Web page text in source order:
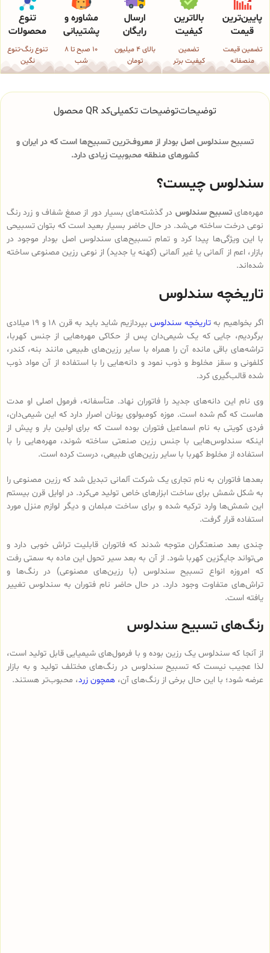
پایین‌ترین
قیمت
تضمین قیمت
منصفانه
بالاترین
کیفیت
تضمین
کیفیت برتر
ارسال
رایگان
بالای 4 میلیون
تومان
مشاوره و
پشتیبانی
10 صبح تا 8
شب
تنوع
محصولات
تنوع رنگ-تنوع
نگین
توضیحاتتوضیحات تکمیلیکد QR محصول
تسبیح سندلوس اصل بودار از معروف‌ترین تسبیح‌ها است که در ایران و
کشورهای منطقه محبوبیت زیادی دارد.
سندلوس چیست؟
مهره‌هایتسبیح سندلوس در گذشته‌های بسیار دور از صمغ شفاف و زرد رنگ
نوعی درخت ساخته می‌شد. در حال حاضر بسیار بعید است که بتوان تسبیحی
با این ویژگی‌ها پیدا کرد و تمام تسبیح‌های سندلوس‌ اصل بودار موجود در
بازار، اعم از آلمانی یا غیر آلمانی (کهنه یا جدید) از نوعی رزین مصنوعی ساخته
شده‌اند.
تاریخچه سندلوس
اگر بخواهیم بهتاریخچه سندلوس
بپردازیم شاید باید به قرن 18 و 19 میلادی
برگردیم، جایی که یک شیمی‌دان پس از حکاکی مهره‌هایی از جنس کهربا،
تراشه‌های باقی مانده آن را همراه با سایر رزین‌های طبیعی مانند بنه، کندر،
کلفونی و سقز مخلوط و ذوب نمود و دانه‌هایی را با استفاده از آن مواد ذوب
شده قالب‌گیری کرد.
وی نام این دانه‌های جدید را فاتوران نهاد. متأسفانه، فرمول اصلی او مدت
هاست که گم شده است. موزه کومبولوی یونان اصرار دارد که این شیمی‌دان،
فردی کویتی به نام اسماعیل فتوران بوده است که برای اولین بار و پیش از
اینکه سندلوس‌هایی با جنس رزین صنعتی ساخته شوند، مهره‌هایی را با
استفاده از مخلوط کهربا با سایر رزین‌های طبیعی، درست کرده است.
بعدها فاتوران به نام تجاری یک شرکت آلمانی تبدیل شد که رزین مصنوعی را
به شکل شمش برای ساخت ابزارهای خاص تولید می‌کرد. در اوایل قرن بیستم
این شمش‌ها وارد ترکیه شده و برای ساخت مبلمان و دیگر لوازم منزل مورد
استفاده قرار گرفت.
چندی بعد صنعتگران متوجه شدند که فاتوران قابلیت تراش خوبی دارد و
می‌تواند جایگزین کهربا شود. از آن به بعد سیر تحول این ماده به سمتی رفت
که امروزه انواع تسبیح‌ سندلوس (با رزین‌های مصنوعی) در رنگ‌ها و
تراش‌های متفاوت وجود دارد. در حال حاضر نام فتوران به سندلوس تغییر
یافته است.
رنگ‌های تسبیح سندلوس
از آنجا که سندلوس یک رزین بوده و با فرمول‌های شیمیایی قابل تولید است،
لذا عجیب نیست که تسبیح سندلوس در رنگ‌های مختلف تولید و به بازار
عرضه شود؛ با این حال برخی از رنگ‌های آن، همچون زرد، محبوب‌تر هستند.